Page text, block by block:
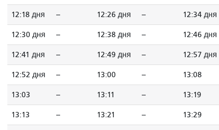
12:18 дня -- 12:26 дня -- 12:34 дня
12:30 дня -- 12:38 дня -- 12:46 дня
12:41 дня -- 12:49 дня -- 12:57 дня
12:52 дня -- 13:00 -- 13:08
13:03 -- 13:11 -- 13:19
13:13 -- 13:21 -- 13:29